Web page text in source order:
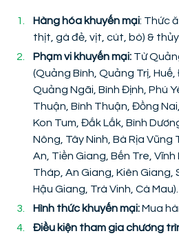
Hàng hóa khuyến mại: Thức
thịt, gà đẻ, vịt, cút, bò) &
Phạm vi khuyến mại: Từ
(Quảng Bình, Quảng Trị,
Quảng Ngãi, Bình Định, Phú
Thuận, Bình Thuận, Đồng
Kon Tum, Đắk Lắk, Bình
Nông, Tây Ninh, Bà Rịa Vũng
An, Tiền Giang, Bến Tre,
Tháp, An Giang, Kiên Giang,
Hậu Giang, Trà Vinh, Cà Mau).
Hình thức khuyến mại:Mua
Điều kiện tham gia chương